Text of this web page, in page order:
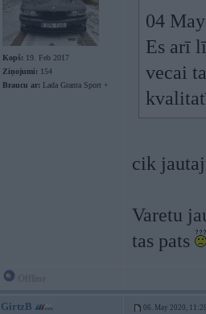
Kopš: 19. Feb 2017
Ziņojumi: 154
Braucu ar: Lada Granta Sport +
04
Es arī
vecai
cik
Varetu
tas pats
GirtzB 06. May 2020,